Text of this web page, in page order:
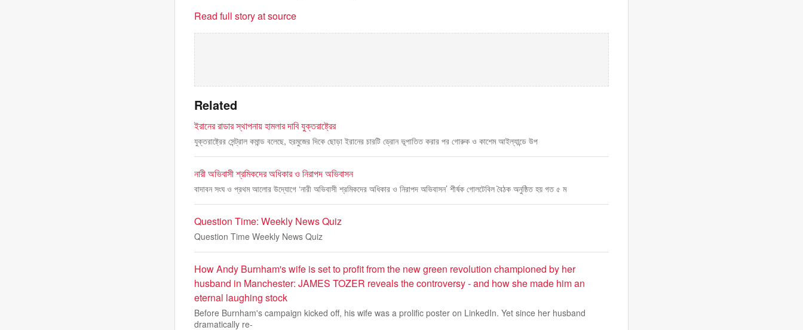
Read full story at source
Related
ইরানের রাডার স্থাপনায় হামলার দাবি যুক্তরাষ্ট্রের
যুক্তরাষ্ট্রের সেন্ট্রাল কমান্ড বলেছে, হরমুজের দিকে ছোড়া ইরানের চারটি ড্রোন ভূপাতিত করার পর গোরুক ও কাশেম আইল্যান্ডে উপ
নারী অভিবাসী শ্রমিকদের অধিকার ও নিরাপদ অভিবাসন
বাদাবন সংঘ ও প্রথম আলোর উদ্যোগে ‘নারী অভিবাসী শ্রমিকদের অধিকার ও নিরাপদ অভিবাসন’ শীর্ষক গোলটেবিল বৈঠক অনুষ্ঠিত হয় গত ৫ ম
Question Time: Weekly News Quiz
Question Time Weekly News Quiz
How Andy Burnham's wife is set to profit from the new green revolution championed by her
husband in Manchester: JAMES TOZER reveals the controversy - and how she made him an
eternal laughing stock
Before Burnham's campaign kicked off, his wife was a prolific poster on LinkedIn. Yet since her husband
dramatically re-